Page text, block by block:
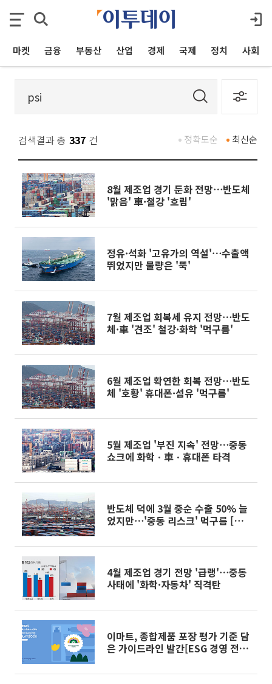
마켓 금융 부동산 산업 경제 국제 정치 사회
검색결과 총 337 건 최신순
정확도순
8월 제조업 경기 둔화 전망⋯반도체
'맑음' 車·철강 '흐림'
정유·석화 '고유가의 역설'⋯수출액
뛰었지만 물량은 '뚝'
7월 제조업 회복세 유지 전망⋯반도
체·車 '견조' 철강·화학 '먹구름'
6월 제조업 확연한 회복 전망⋯반도
체 '호황' 휴대폰·섬유 '먹구름'
5월 제조업 '부진 지속' 전망⋯중동
쇼크에 화학ㆍ車ㆍ휴대폰 타격
반도체 덕에 3월 중순 수출 50% 늘
었지만⋯'중동 리스크' 먹구름 [종
4월 제조업 경기 전망 '급랭'⋯중동
사태에 '화학·자동차' 직격탄
이마트, 종합제품 포장 평가 기준 담
은 가이드라인 발간[ESG 경영 전